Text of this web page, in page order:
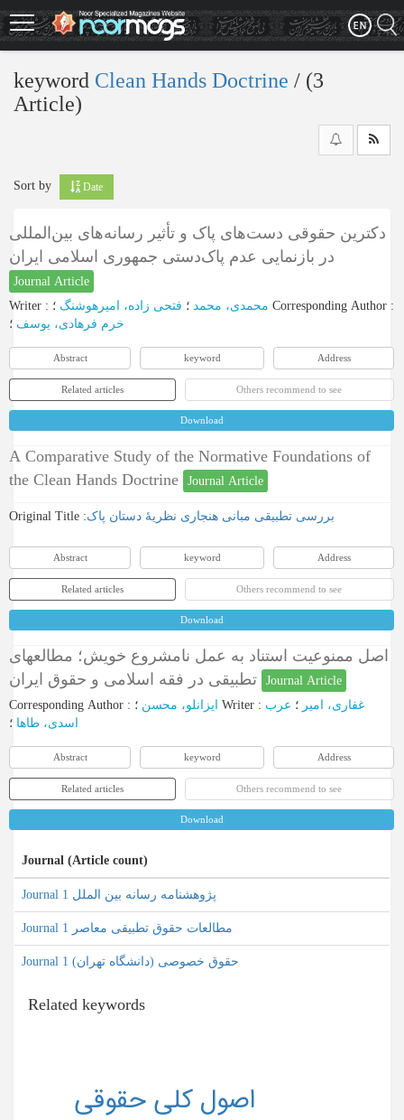
Skip
to
main
keyword Clean Hands Doctrine ‎/ (3
Article)
Sort by Date
دکترین حقوقی دست‌های پاک و تأثیر رسانه‌های بین‌المللی
در بازنمایی عدم پاک‌دستی جمهوری اسلامی ایران
Journal Article
Writer : محمدی، محمد ؛ فتحی زاده، امیرهوشنگ Corresponding Author :
خرم فرهادی، یوسف ؛
Abstract keyword Address
Related articles Others recommend to see
Download
A Comparative Study of the Normative Foundations of
the Clean Hands Doctrine
Journal Article
Original Title :بررسی تطبیقی مبانی هنجاری نظریۀ دستان پاک
Abstract keyword Address
Related articles Others recommend to see
Download
اصل ممنوعیت استناد به عمل نامشروع خویش؛ مطالعه‏ای
Journal Article
Corresponding Author : ایزانلو، محسن Writer : غفاری، امیر ؛ عرب
اسدی، طاها ؛
Abstract keyword Address
Related articles Others recommend to see
Download
Journal (Article count)
Journal پژوهشنامه رسانه بین الملل 1
Journal مطالعات حقوق تطبیقی معاصر 1
Journal حقوق خصوصی (دانشگاه تهران) 1
Related keywords
اصول كلي حقوقي